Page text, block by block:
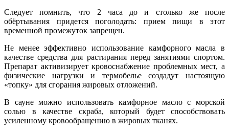
Следует помнить, что 2 часа до и столько же после
обёртывания придется поголодать: прием пищи в этот
временной промежуток запрещен.
Не менее эффективно использование камфорного масла в
качестве средства для растирания перед занятиями спортом.
Препарат активизирует кровоснабжение проблемных мест, а
физические нагрузки и термобелье создадут настоящую
«топку» для сгорания жировых отложений.
В сауне можно использовать камфорное масло с морской
солью в качестве скраба, который будет способствовать
усиленному кровообращению в жировых тканях.